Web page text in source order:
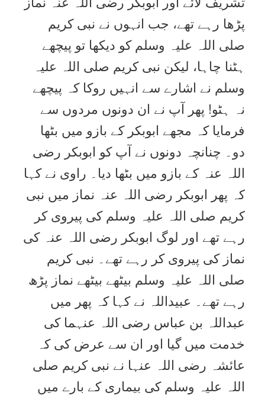
پڑھا رہے تھے، جب انہوں نے نبی کریم
صلی اللہ علیہ وسلم کو دیکھا تو پیچھے
ہٹنا چاہا، لیکن نبی کریم صلی اللہ علیہ
وسلم نے اشارے سے انہیں روکا کہ پیچھے
نہ ہٹو! پھر آپ نے ان دونوں مردوں سے
فرمایا کہ مجھے ابوبکر کے بازو میں بٹھا
دو۔ چنانچہ دونوں نے آپ کو ابوبکر رضی
اللہ عنہ کے بازو میں بٹھا دیا۔ راوی نے کہا
کہ پھر ابوبکر رضی اللہ عنہ نماز میں نبی
کریم صلی اللہ علیہ وسلم کی پیروی کر
رہے تھے اور لوگ ابوبکر رضی اللہ عنہ کی
نماز کی پیروی کر رہے تھے۔ نبی کریم
صلی اللہ علیہ وسلم بیٹھے بیٹھے نماز پڑھ
رہے تھے۔ عبیداللہ نے کہا کہ پھر میں
عبداللہ بن عباس رضی اللہ عنہما کی
خدمت میں گیا اور ان سے عرض کی کہ
عائشہ رضی اللہ عنہا نے نبی کریم صلی
اللہ علیہ وسلم کی بیماری کے بارے میں